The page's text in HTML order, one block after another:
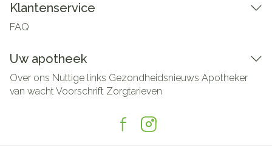
Klantenservice
FAQ
Uw apotheek
Over ons Nuttige links Gezondheidsnieuws Apotheker
van wachtVoorschrift Zorgtarieven